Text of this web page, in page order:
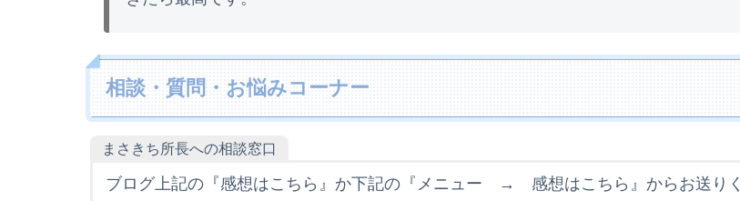
相談・質問・お悩みコーナー
まさきち所長への相談窓口
ブログ上記の『感想はこちら』か下記の『メニュー → 感想はこちら』からお送りく